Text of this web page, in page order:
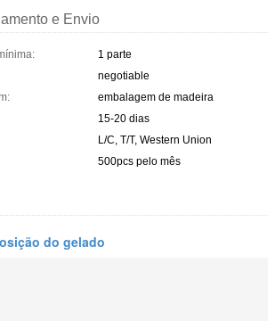
e Envio
1 parte
negotiable
embalagem de madeira
15-20 dias
L/C, T/T, Western Union
500pcs pelo mês
do gelado